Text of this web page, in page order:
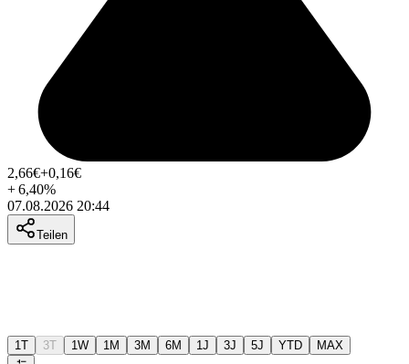
2,66€+0,16€
+6,40%
07.08.2026 20:44
Teilen
1T 3T 1W 1M 3M 6M 1J 3J 5J YTD MAX